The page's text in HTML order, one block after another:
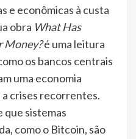
e econômicas à custa
obra What Has
Money?é uma leitura
os bancos centrais
uma economia
crises recorrentes.
que sistemas
como o Bitcoin, são